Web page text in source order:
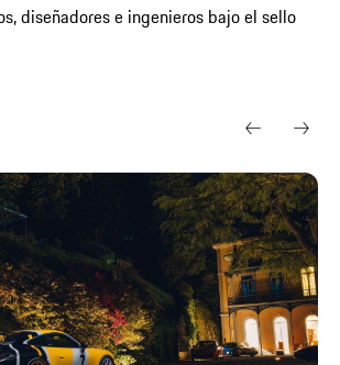
diseñadores e ingenieros bajo el sello